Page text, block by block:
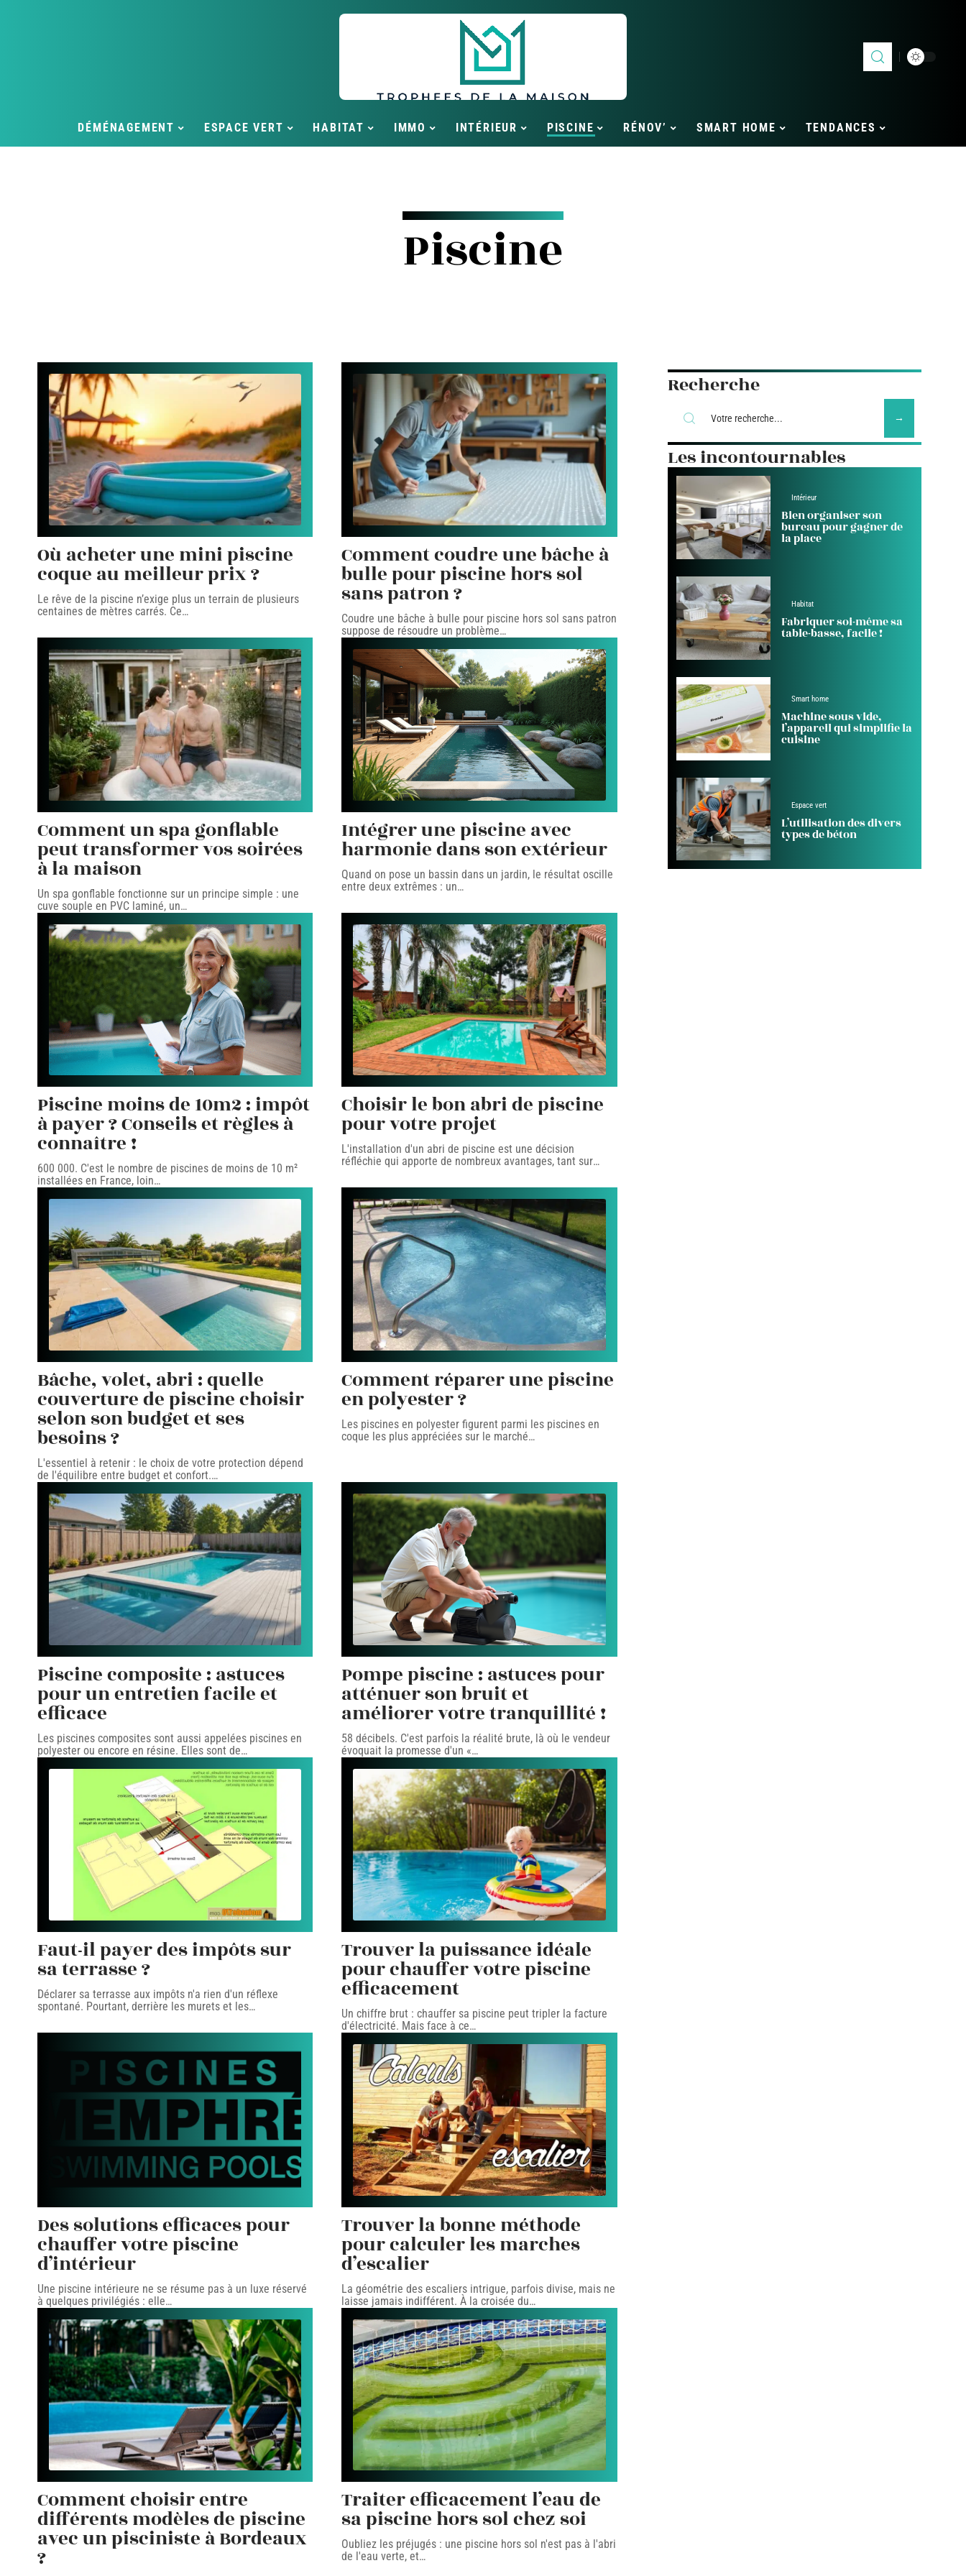
DÉMÉNAGEMENT ESPACE VERT HABITAT IMMO INTÉRIEUR PISCINE RÉNOV’ SMART HOME TENDANCES
Piscine
Où acheter une mini piscine
coque au meilleur prix ?
Le rêve de la piscine n’exige plus un terrain de plusieurs
centaines de mètres carrés. Ce…
Comment coudre une bâche à
bulle pour piscine hors sol
sans patron ?
Coudre une bâche à bulle pour piscine hors sol sans patron
suppose de résoudre un problème…
Comment un spa gonflable
peut transformer vos soirées
à la maison
Un spa gonflable fonctionne sur un principe simple : une
cuve souple en PVC laminé, un…
Intégrer une piscine avec
harmonie dans son extérieur
Quand on pose un bassin dans un jardin, le résultat oscille
entre deux extrêmes : un…
Piscine moins de 10m2 : impôt
à payer ? Conseils et règles à
connaître !
600 000. C'est le nombre de piscines de moins de 10 m²
installées en France, loin…
Choisir le bon abri de piscine
pour votre projet
L'installation d'un abri de piscine est une décision
réfléchie qui apporte de nombreux avantages, tant sur…
Bâche, volet, abri : quelle
couverture de piscine choisir
selon son budget et ses
besoins ?
L'essentiel à retenir : le choix de votre protection dépend
de l'équilibre entre budget et confort.…
Comment réparer une piscine
en polyester ?
Les piscines en polyester figurent parmi les piscines en
coque les plus appréciées sur le marché…
Piscine composite : astuces
pour un entretien facile et
efficace
Les piscines composites sont aussi appelées piscines en
polyester ou encore en résine. Elles sont de…
Pompe piscine : astuces pour
atténuer son bruit et
améliorer votre tranquillité !
58 décibels. C'est parfois la réalité brute, là où le vendeur
évoquait la promesse d'un «…
Faut-il payer des impôts sur
sa terrasse ?
Déclarer sa terrasse aux impôts n'a rien d'un réflexe
spontané. Pourtant, derrière les murets et les…
Trouver la puissance idéale
pour chauffer votre piscine
efficacement
Un chiffre brut : chauffer sa piscine peut tripler la facture
d'électricité. Mais face à ce…
Des solutions efficaces pour
chauffer votre piscine
d’intérieur
Une piscine intérieure ne se résume pas à un luxe réservé
à quelques privilégiés : elle…
Trouver la bonne méthode
pour calculer les marches
d’escalier
La géométrie des escaliers intrigue, parfois divise, mais ne
laisse jamais indifférent. À la croisée du…
Comment choisir entre
différents modèles de piscine
avec un pisciniste à Bordeaux
?
Traiter efficacement l’eau de
sa piscine hors sol chez soi
Oubliez les préjugés : une piscine hors sol n'est pas à l'abri
de l'eau verte, et…
Recherche
Les incontournables
Intérieur
Bien organiser son
bureau pour gagner de
la place
Habitat
Fabriquer soi-même sa
table-basse, facile !
Smart home
Machine sous vide,
l’appareil qui simplifie la
cuisine
Espace vert
L’utilisation des divers
types de béton